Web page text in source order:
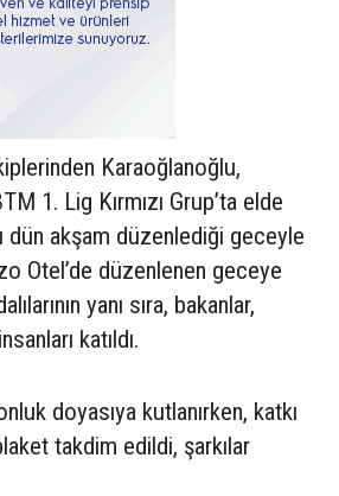
Karaoğlanoğlu,
1. Lig Kırmızı Grup’ta elde
akşam düzenlediği geceyle
Otel’de düzenlenen geceye
yanı sıra, bakanlar,
katıldı.
doyasıya kutlanırken, katkı
takdim edildi, şarkılar